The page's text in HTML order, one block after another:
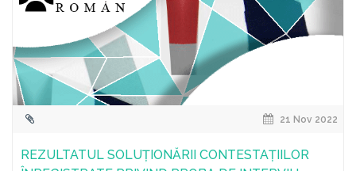
21 Nov 2022
REZULTATUL SOLUȚIONĂRII CONTESTAȚIILOR